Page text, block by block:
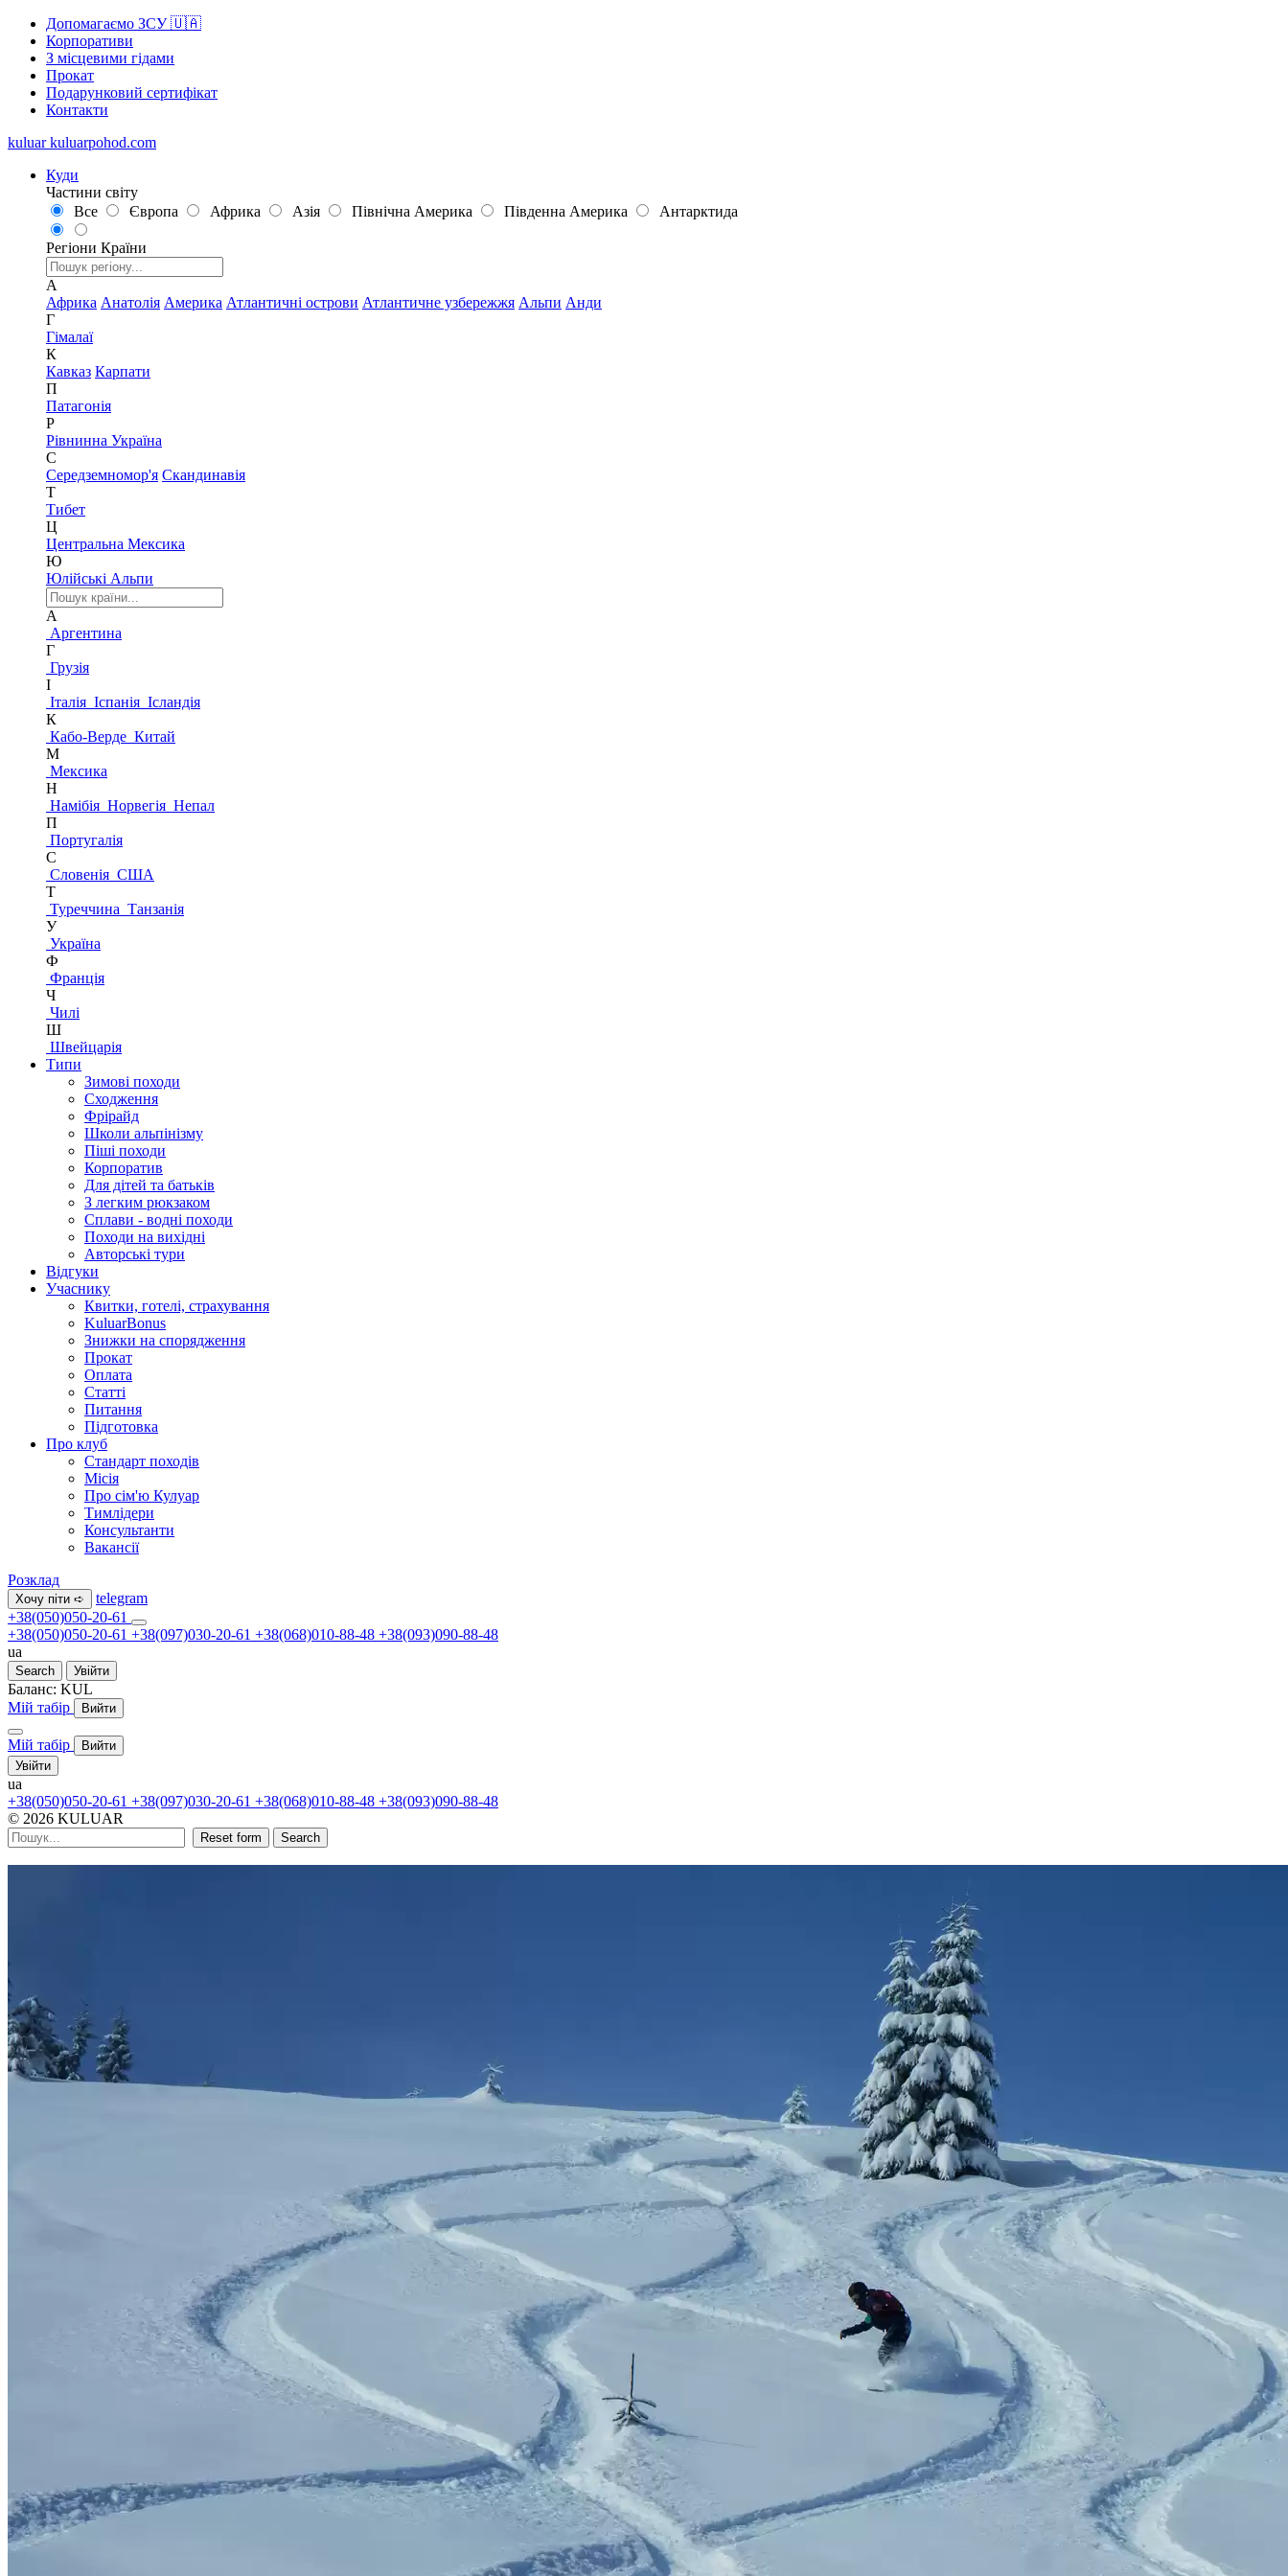
Допомагаємо ЗСУ 🇺🇦
Корпоративи
З місцевими гідами
Прокат
Подарунковий сертифікат
Контакти
kuluar kuluarpohod.com
Куди
Частини світу
Все
Європа Африка Азія Північна Америка Південна Америка Антарктида
Регіони Країни
А
Африка Анатолія Америка Атлантичні острови Атлантичне узбережжя Альпи Анди
Г
Гімалаї
К
Кавказ Карпати
П
Патагонія
Р
Рівнинна Україна
С
Середземномор'я Скандинавія
Т
Тибет
Ц
Центральна Мексика
Ю
Юлійські Альпи
А
Аргентина
Г
Грузія
І
Італія Іспанія Ісландія
К
Кабо-Верде Китай
М
Мексика
Н
Намібія Норвегія Непал
П
Португалія
С
Словенія США
Т
Туреччина Танзанія
У
Україна
Ф
Франція
Ч
Чилі
Ш
Швейцарія
Типи
Зимові походи
Сходження
Фрірайд
Школи альпінізму
Піші походи
Корпоратив
Для дітей та батьків
З легким рюкзаком
Сплави - водні походи
Походи на вихідні
Авторські тури
Відгуки
Учаснику
Квитки, готелі, страхування
KuluarBonus
Знижки на спорядження
Прокат
Оплата
Статті
Питання
Підготовка
Про клуб
Стандарт походів
Місія
Про сім'ю Кулуар
Тимлідери
Консультанти
Вакансії
Розклад
Хочу піти ➪
telegram
+38(050)050-20-61
+38(050)050-20-61 +38(097)030-20-61 +38(068)010-88-48 +38(093)090-88-48
ua
Search Увійти
Баланс: KUL
Мій табір
Вийти
Мій табір
Вийти
Увійти
ua
+38(050)050-20-61 +38(097)030-20-61 +38(068)010-88-48 +38(093)090-88-48
© 2026 KULUAR
Reset form Search